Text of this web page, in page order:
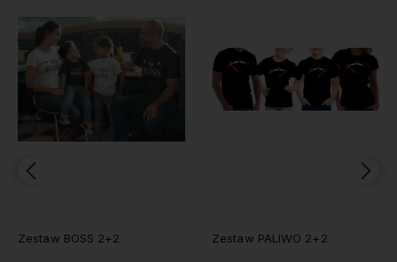
Zestaw PALIWO 2+2 Zestaw BATERIE 2+2